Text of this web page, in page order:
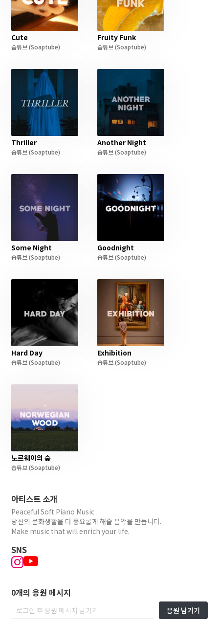
Cute
솝튜브 (Soaptube)
Fruity Funk
솝튜브 (Soaptube)
Thriller
솝튜브 (Soaptube)
Another Night
솝튜브 (Soaptube)
Some Night
솝튜브 (Soaptube)
Goodnight
솝튜브 (Soaptube)
Hard Day
솝튜브 (Soaptube)
Exhibition
솝튜브 (Soaptube)
노르웨이의 숲
솝튜브 (Soaptube)
아티스트 소개
Peaceful Soft Piano Music
당신의 문화생활을 더 풍요롭게 해줄 음악을 만듭니다.
Make music that will enrich your life.
SNS
0개의 응원 메시지
응원 남기기